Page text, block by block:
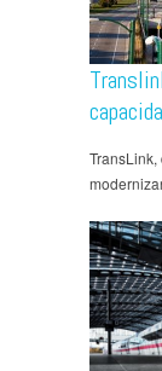
TransLink,